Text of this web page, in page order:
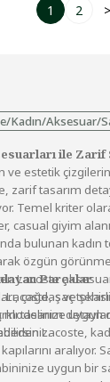
1 2 >
/Kadın/Aksesuar/
ile
ve estetik
zarif tasarım
Temel kriter
casual giyim
bulunan kadın
özgün
Lacoste
saç
modelinize uygun
Parçalar
çağdaş ve
tasarım
Lacoste,
aralıyor.
uygun bir